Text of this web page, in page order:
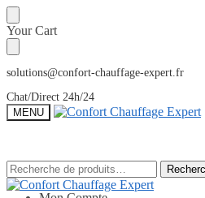
Sauter
à
la
navigation
Skip
to
content
Your Cart
solutions@confort-chauffage-expert.fr
Chat/Direct 24h/24
MENU
Recherche
pour :
Recherche
pour :